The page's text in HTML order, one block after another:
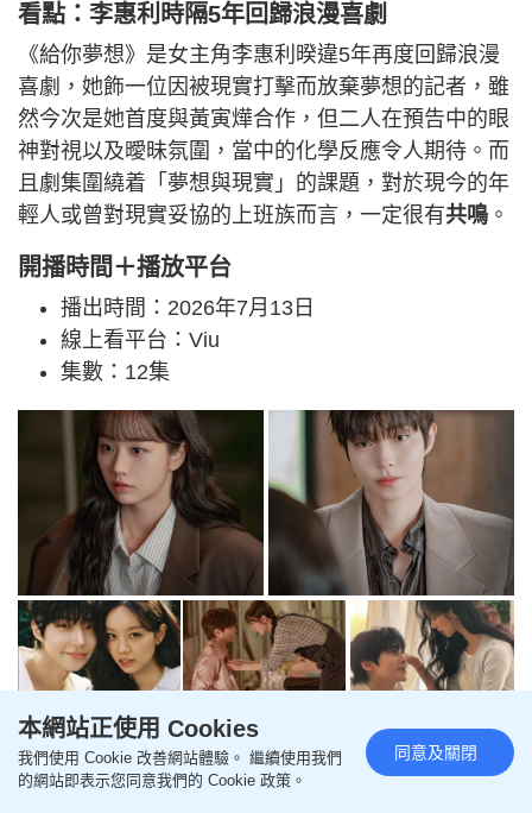
看點：李惠利時隔5年回歸浪漫喜劇
《給你夢想》是女主角李惠利暌違5年再度回歸浪漫
喜劇，她飾一位因被現實打擊而放棄夢想的記者，雖
然今次是她首度與黃寅燁合作，但二人在預告中的眼
神對視以及曖昧氛圍，當中的化學反應令人期待。而
且劇集圍繞着「夢想與現實」的課題，對於現今的年
輕人或曾對現實妥協的上班族而言，一定很有共鳴 。
開播時間＋播放平台
播出時間：2026年7月13日
線上看平台：Viu
集數：12集
7月電視劇推介8： 小栗旬、蒼井優《氣
體人第一號》
本網站正使用 Cookies
我們使用 Cookie 改善網站體驗。 繼續使用我們
的網站即表示您同意我們的 Cookie 政策。
同意及關閉